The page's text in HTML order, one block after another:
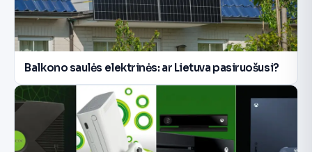
Balkono saulės elektrinės: ar Lietuva pasiruošusi?